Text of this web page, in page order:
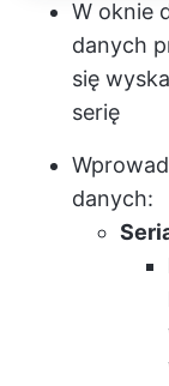
W oknie
danych
się
serię
danych: